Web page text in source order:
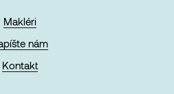
Makléri
nám
Kontakt